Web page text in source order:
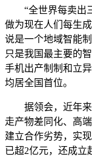
“全世界每卖出三
做为现在人们每生
说是一个地域智能
只是我国最主要的
手机出产制制和立
均居全国首位。
据领会，近年来
走产物差同化、高
建立合作劣势，实
已超2亿元，还成立